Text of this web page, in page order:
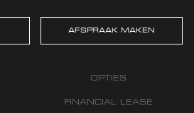
AFSPRAAK MAKEN
OPTIES
FINANCIAL LEASE